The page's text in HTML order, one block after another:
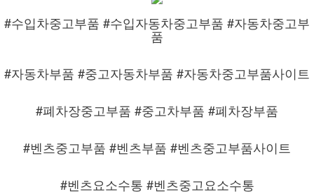
#수입차중고부품 #수입자동차중고부품 #자동차중고부
품
#자동차부품 #중고자동차부품 #자동차중고부품사이트
#폐차장중고부품 #중고차부품 #폐차장부품
#벤츠중고부품 #벤츠부품 #벤츠중고부품사이트
#벤츠요소수통 #벤츠중고요소수통